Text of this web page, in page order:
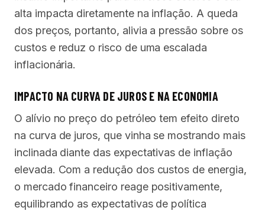
alta impacta diretamente na inflação. A queda
dos preços, portanto, alivia a pressão sobre os
custos e reduz o risco de uma escalada
inflacionária.
IMPACTO NA CURVA DE JUROS E NA ECONOMIA
O alívio no preço do petróleo tem efeito direto
na curva de juros, que vinha se mostrando mais
inclinada diante das expectativas de inflação
elevada. Com a redução dos custos de energia,
o mercado financeiro reage positivamente,
equilibrando as expectativas de política